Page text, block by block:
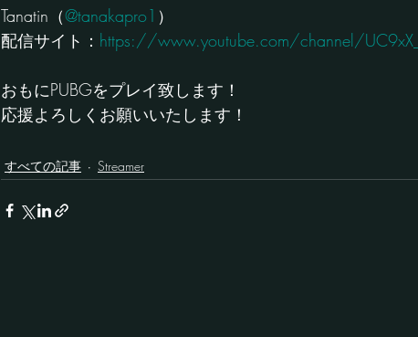
Tanatin（@tanakapro1 ）
配信サイト： https://www.youtube.com/channel/
おもにPUBGをプレイ致します！
応援よろしくお願いいたします！
すべての記事 Streamer